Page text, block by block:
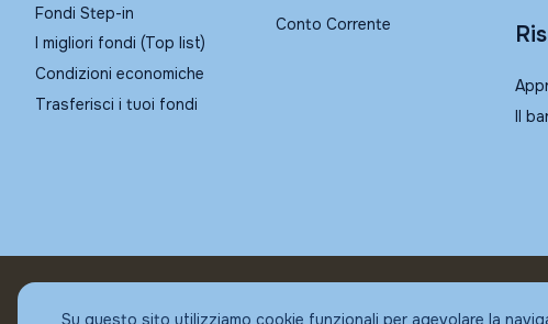
Fondi Step-in
I migliori fondi (Top list)
Condizioni economiche
Trasferisci i tuoi fondi
Conto Corrente
Il
Su questo sito utilizziamo cookie funzionali per agevolare la